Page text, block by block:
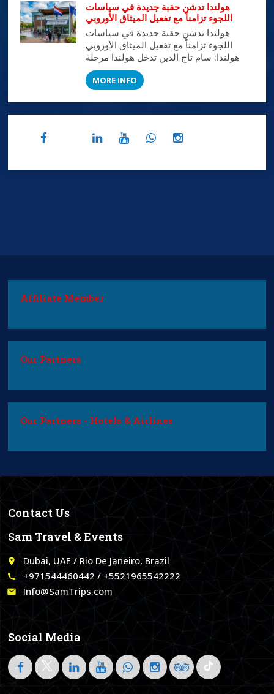
الأوسط وأفريقيا وجنوب آسيا. وسيُقام
الحدث الدولي في الفترة من 1 أكتوبر […]
هولندا تدشن حقبة جديدة في سياسات
اللجوء تزامناً مع تفعيل الميثاق الأوروبي
هولندا تدشن حقبة جديدة في سياسات
اللجوء تزامناً مع تفعيل الميثاق الأوروبي
هولندا: سام تاج الدين تدخل هولندا مرحلة
مفصلية غير مسبوقة في إدارة ملف اللجوء
والهجرة، عقب مصادقة مجلس الشيوخ
الهولندي في 26 مايو 2026 على الحزمة
التشريعية التي تربط القوانين المحلية
بالميثاق الأوروبي الجديد للهجرة واللجوء.
وبموجب هذه الخطوة، تبدأ هولندا بالتوازي
مع […]
MORE INFO
Affiliate Member
Our Partners
Our Partners - Hotels & Airlines
Contact Us
Sam Travel & Events
place Dubai, UAE / Rio De Janeiro, Brazil
call +971544460442 / +5521965542222
email Info@SamTrips.com
Social Media